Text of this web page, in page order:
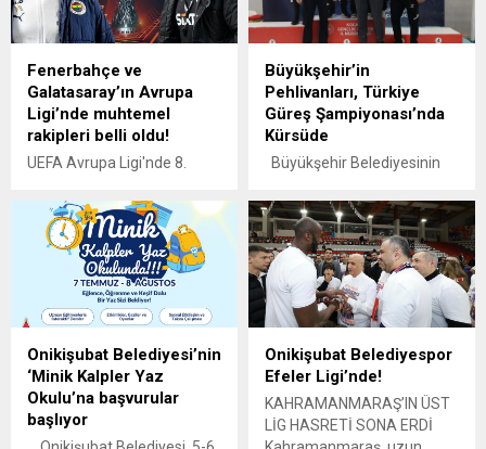
Fenerbahçe ve
Galatasaray’ın Avrupa
Ligi’nde muhtemel
rakipleri belli oldu!
UEFA Avrupa Ligi'nde 8.
aşamasının son haftasında
Fenerbahçe ile Galatasaray
Play-Off bileti alırken
Beşiktaş ise Avrupa'ya veda
etti. Fenerbahçe ve
Galatasaray'ın üst turlardaki
Büyükşehir’in
Pehlivanları, Türkiye
Güreş Şampiyonası’nda
Kürsüde
Büyükşehir Belediyesinin
Yiğit Hamza Egemen,
Alperen Gerek ve Yunus
Emre Kökünöz, Kocaeli’de
düzenlenen U-17 Serbest
Güreş Türkiye Güreş
Şampiyonası’nda elde
gururlandırdı.
Kahramanmaraş
Büyükşehir Belediyesinin
sporcuları, ulusal ve
uluslararası arenada elde
Onikişubat Belediyesi’nin
‘Minik Kalpler Yaz
Okulu’na başvurular
başlıyor
Onikişubat Belediyespor
Efeler Ligi’nde!
KAHRAMANMARAŞ’IN ÜST
LİG HASRETİ SONA ERDİ